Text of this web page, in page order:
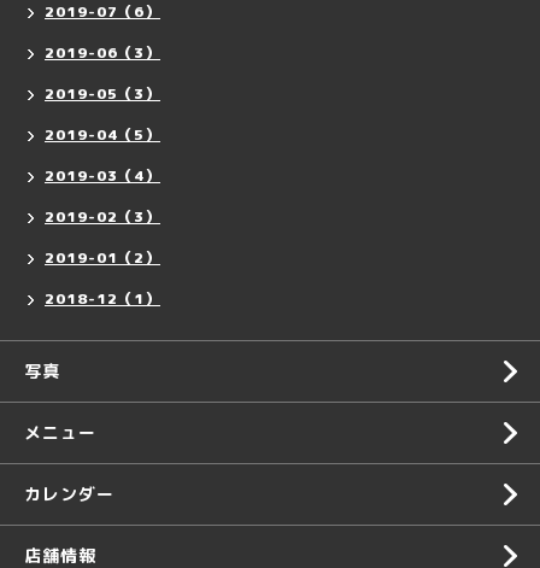
2019-07（6）
2019-06（3）
2019-05（3）
2019-04（5）
2019-03（4）
2019-02（3）
2019-01（2）
2018-12（1）
写真
メニュー
カレンダー
店舗情報